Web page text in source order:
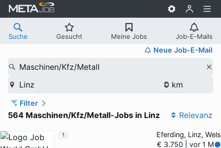
Suche Gesucht Meine Jobs Job-E-Mails
Neue Job-E-Mail
Maschinen/Kfz/Metall
Linz
Filter
564 Maschinen/Kfz/Metall-Jobs in Linz Relevanz
Eferding, Linz, Wels
€ 3.750 | vor 1 M
1